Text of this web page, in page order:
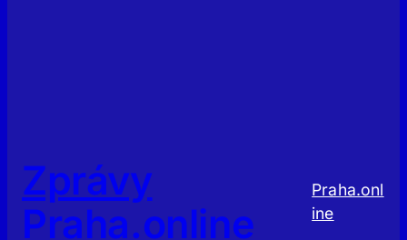
Zprávy
Praha.online
Praha.onl
ine